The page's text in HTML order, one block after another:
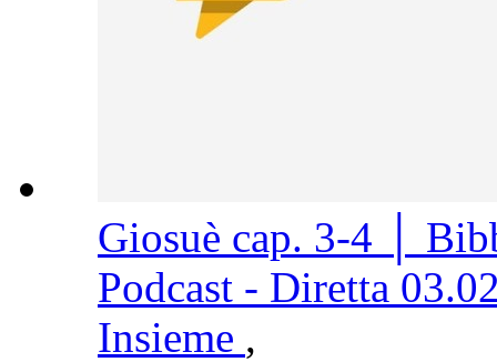
Giosuè cap. 3-4 │
Podcast - Diretta
Insieme ,